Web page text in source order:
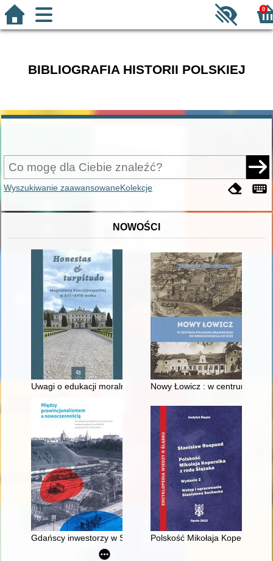
0
BIBLIOGRAFIA HISTORII POLSKIEJ
Wyszukiwanie zaawansowaneKolekcje
NOWOŚCI
Uwagi o edukacji moralnej synów szlacheckich w XVI-
Nowy Łowicz : w centrum
Gdańscy inwestorzy w Sopocie : prestiż finansowy i
Polskość Mikołaja Kopernika z